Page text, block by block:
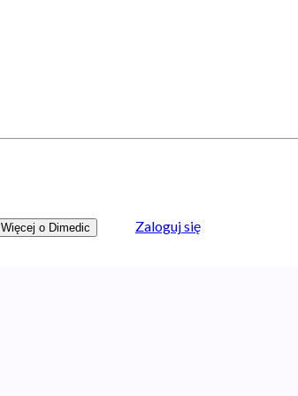
Więcej o Dimedic Zaloguj się